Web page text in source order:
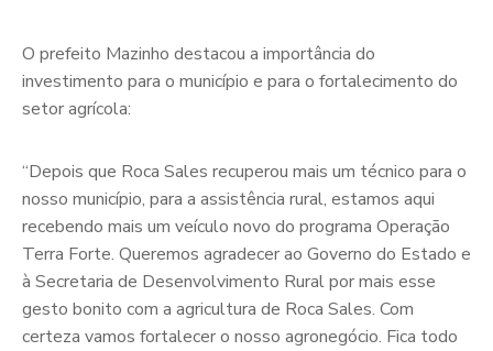
O prefeito Mazinho destacou a importância do
investimento para o município e para o fortalecimento do
setor agrícola:
“Depois que Roca Sales recuperou mais um técnico para o
nosso município, para a assistência rural, estamos aqui
recebendo mais um veículo novo do programa Operação
Terra Forte. Queremos agradecer ao Governo do Estado e
à Secretaria de Desenvolvimento Rural por mais esse
gesto bonito com a agricultura de Roca Sales. Com
certeza vamos fortalecer o nosso agronegócio. Fica todo